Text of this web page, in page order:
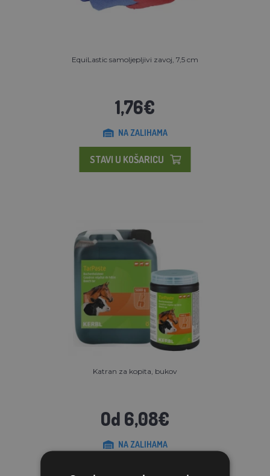
EquiLastic samoljepljivi zavoj, 7,5 cm
1,76€
NA ZALIHAMA
STAVI U KOŠARICU
Katran za kopita, bukov
Od 6,08€
NA ZALIHAMA